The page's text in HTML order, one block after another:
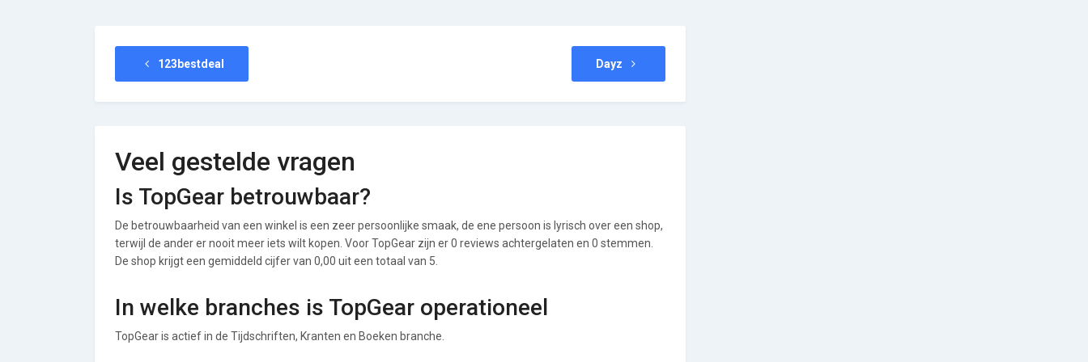
123bestdeal Dayz
Veel gestelde vragen
Is TopGear betrouwbaar?
De betrouwbaarheid van een winkel is een zeer persoonlijke smaak, de ene persoon is lyrisch over een shop,
terwijl de ander er nooit meer iets wilt kopen. Voor TopGear zijn er 0 reviews achtergelaten en 0 stemmen.
De shop krijgt een gemiddeld cijfer van 0,00 uit een totaal van 5.
In welke branches is TopGear operationeel
TopGear is actief in de Tijdschriften, Kranten en Boeken branche.